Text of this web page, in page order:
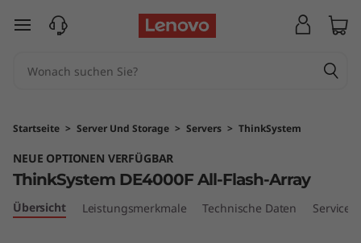
T
n
k
y
zum Hauptinhalt springen
Startseite > Server Und Storage > Servers > ThinkSystem
NEUE OPTIONEN VERFÜGBAR
ThinkSystem DE4000F All-Flash-Array
Übersicht Leistungsmerkmale Technische Daten Services